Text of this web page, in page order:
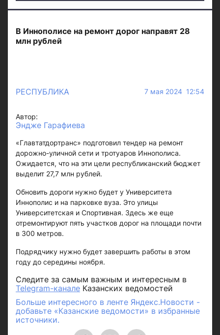
В Иннополисе на ремонт дорог направят 28
млн рублей
РЕСПУБЛИКА 7 мая 2024 12:54
Автор:
Эндже Гарафиева
«Главтатдортранс» подготовил тендер на ремонт
дорожно-уличной сети и тротуаров Иннополиса.
Ожидается, что на эти цели республиканский бюджет
выделит 27,7 млн рублей.
Обновить дороги нужно будет у Университета
Иннополис и на парковке вуза. Это улицы
Университетская и Спортивная. Здесь же еще
отремонтируют пять участков дорог на площади почти
в 300 метров.
Подрядчику нужно будет завершить работы в этом
году до середины ноября.
Следите за самым важным и интересным в
Telegram-канале Казанских ведомостей
Больше интересного в ленте Яндекс.Новости -
добавьте «Казанские ведомости» в избранные
источники.